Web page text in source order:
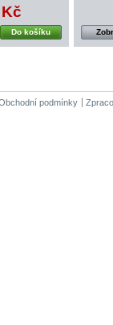
Do košíku
podmínky